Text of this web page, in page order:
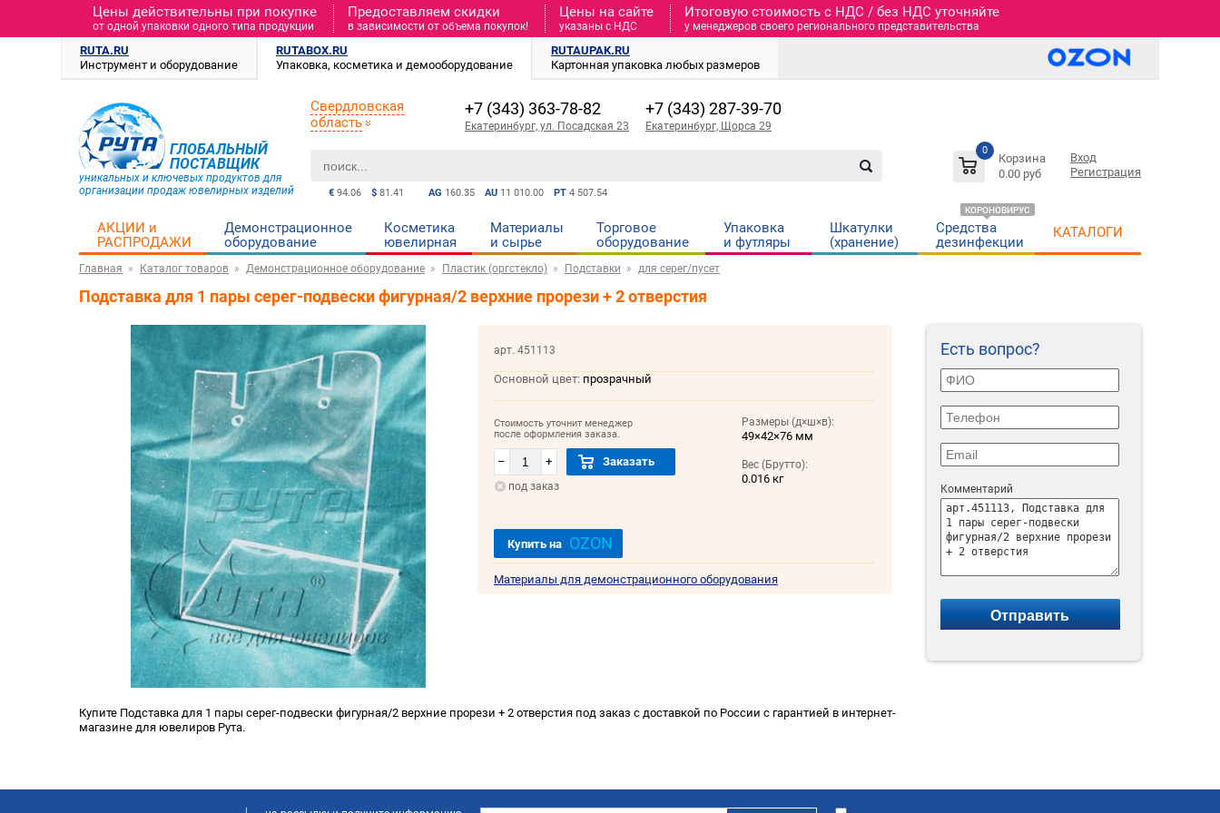
Цены действительны при покупке
от одной упаковки одного типа продукции
Предоставляем скидки
в зависимости от объема покупок!
Цены на сайте
указаны с НДС
Итоговую стоимость c НДС / без НДС уточняйте
у менеджеров своего регионального представительства
RUTA.RU
Инструмент и оборудование
RUTABOX.RU
Упаковка, косметика и демооборудование
RUTAUPAK.RU
Картонная упаковка любых размеров
ГЛОБАЛЬНЫЙ
ПОСТАВЩИК
уникальных и ключевых продуктов для
организации продаж ювелирных изделий
AG 160.35 AU 11 010.00 PT 4 507.54
€ 94.06 $ 81.41
0
Корзина
0.00 руб
Вход
Регистрация
Свердловская
область
+7 (343) 363-78-82
Екатеринбург, ул. Посадская 23
+7 (343) 287-39-70
Екатеринбург, Щорса 29
АКЦИИ и
РАСПРОДАЖИ
Демонстрационное
оборудование
Косметика
ювелирная
Материалы
и cырье
Торговое
оборудование
Упаковка
и футляры
Шкатулки
(хранение)
Средства
дезинфекции
КОРОНОВИРУС
КАТАЛОГИ
Главная Каталог товаров Демонстрационное оборудование Пластик (оргстекло) Подставки для серег/пусет
Подставка для 1 пары серег-подвески фигурная/2 верхние прорези + 2 отверстия
Есть вопрос?
Комментарий
арт. 451113
Основной цвет:прозрачный
Стоимость уточнит менеджер
после оформления заказа.
– + Заказать
под заказ
Размеры (д×ш×в):
49×42×76 мм
Вес (Брутто):
0.016 кг
Купить на OZON
Материалы для демонстрационного оборудования
Купите Подставка для 1 пары серег-подвески фигурная/2 верхние прорези + 2 отверстия под заказ с доставкой по России с гарантией в интернет-
магазине для ювелиров Рута.